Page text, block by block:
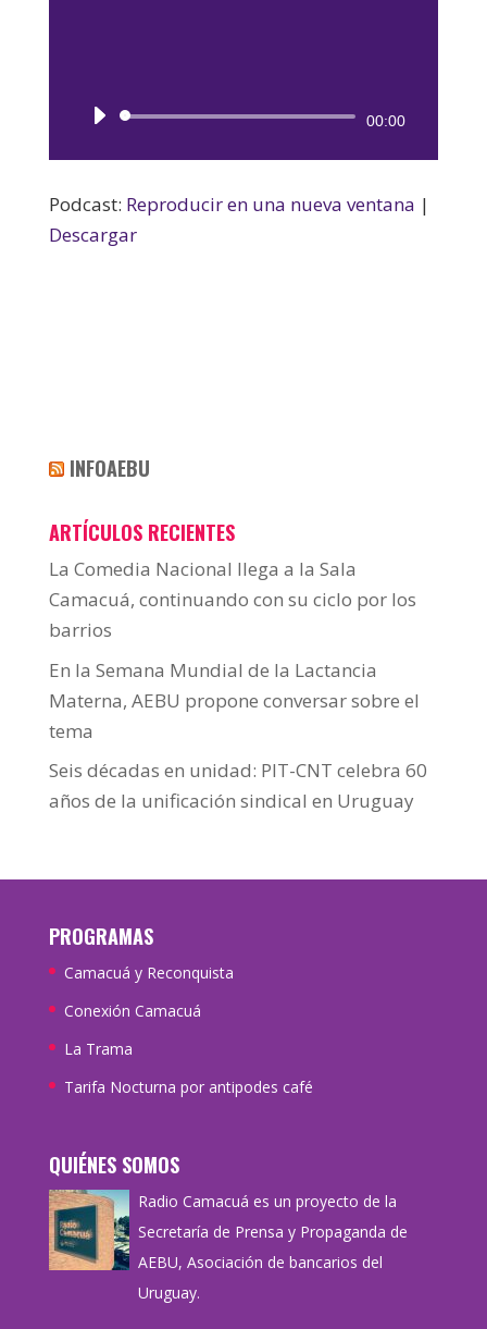
Reproductor
00:00
Podcast: Reproducir en una nueva ventana |
Descargar
INFOAEBU
ARTÍCULOS RECIENTES
La Comedia Nacional llega a la Sala
Camacuá, continuando con su ciclo por los
barrios
En la Semana Mundial de la Lactancia
Materna, AEBU propone conversar sobre el
tema
Seis décadas en unidad: PIT-CNT celebra 60
años de la unificación sindical en Uruguay
PROGRAMAS
Camacuá y Reconquista
Conexión Camacuá
La Trama
Tarifa Nocturna por antipodes café
QUIÉNES SOMOS
Radio Camacuá es un proyecto de la
Secretaría de Prensa y Propaganda de
AEBU, Asociación de bancarios del
Uruguay.